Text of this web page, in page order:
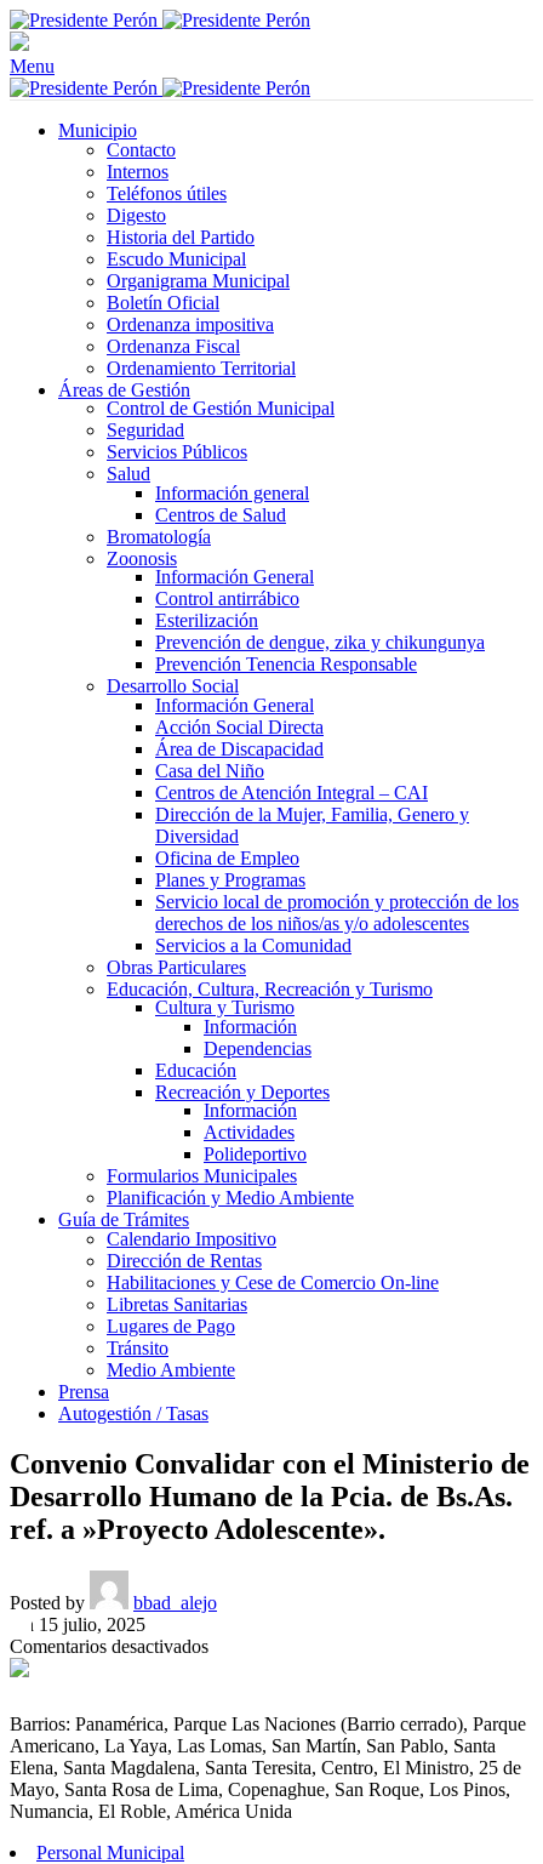
Menu
Municipio
Contacto
Internos
Teléfonos útiles
Digesto
Historia del Partido
Escudo Municipal
Organigrama Municipal
Boletín Oficial
Ordenanza impositiva
Ordenanza Fiscal
Ordenamiento Territorial
Áreas de Gestión
Control de Gestión Municipal
Seguridad
Servicios Públicos
Salud
Información general
Centros de Salud
Bromatología
Zoonosis
Información General
Control antirrábico
Esterilización
Prevención de dengue, zika y chikungunya
Prevención Tenencia Responsable
Desarrollo Social
Información General
Acción Social Directa
Área de Discapacidad
Casa del Niño
Centros de Atención Integral – CAI
Dirección de la Mujer, Familia, Genero y
Diversidad
Oficina de Empleo
Planes y Programas
Servicio local de promoción y protección de los
derechos de los niños/as y/o adolescentes
Servicios a la Comunidad
Obras Particulares
Educación, Cultura, Recreación y Turismo
Cultura y Turismo
Información
Dependencias
Educación
Recreación y Deportes
Información
Actividades
Polideportivo
Formularios Municipales
Planificación y Medio Ambiente
Guía de Trámites
Calendario Impositivo
Dirección de Rentas
Habilitaciones y Cese de Comercio On-line
Libretas Sanitarias
Lugares de Pago
Tránsito
Medio Ambiente
Prensa
Autogestión / Tasas
Convenio Convalidar con el Ministerio de
Desarrollo Humano de la Pcia. de Bs.As.
ref. a »Proyecto Adolescente».
Posted by
bbad_alejo
On 15 julio, 2025
Comentarios desactivadosen
el
Ministerio
de
Desarrollo
Humano
Barrios: Panamérica, Parque Las Naciones (Barrio cerrado), Parque
Americano, La Yaya, Las Lomas, San Martín, San Pablo, Santa
Elena, Santa Magdalena, Santa Teresita, Centro, El Ministro, 25 de
Mayo, Santa Rosa de Lima, Copenaghue, San Roque, Los Pinos,
Numancia, El Roble, América Unida
Personal Municipal